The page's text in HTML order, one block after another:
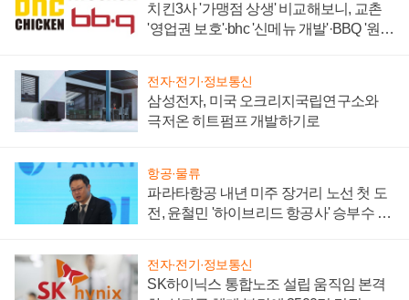
치킨3사 '가맹점 상생' 비교해보니, 교촌
'영업권 보호'·bhc '신메뉴 개발'·BBQ '원가
전자·전기·정보통신
삼성전자, 미국 오크리지국립연구소와
극저온 히트펌프 개발하기로
항공·물류
파라타항공 내년 미주 장거리 노선 첫 도
전, 윤철민 '하이브리드 항공사' 승부수 통
전자·전기·정보통신
SK하이닉스 통합노조 설립 움직임 본격